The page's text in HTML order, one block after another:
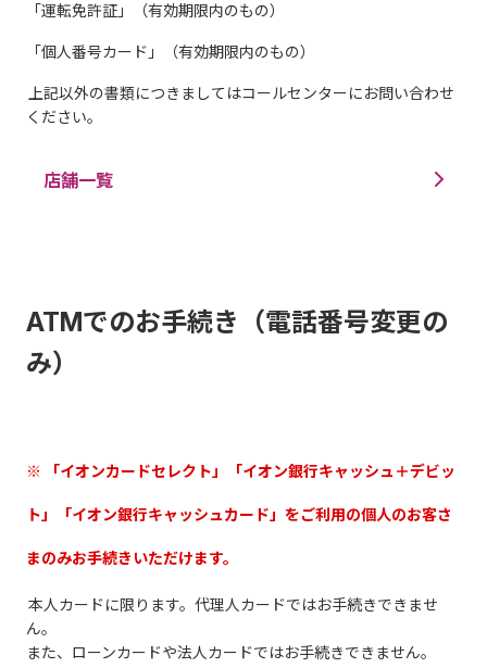
「運転免許証」（有効期限内のもの）
「個人番号カード」（有効期限内のもの）
上記以外の書類につきましてはコールセンターにお問い合わせ
ください。
店舗一覧
ATMでのお手続き（電話番号変更の
み）
※ 「イオンカードセレクト」「イオン銀行キャッシュ＋デビッ
ト」「イオン銀行キャッシュカード」をご利用の個人のお客さ
まのみお手続きいただけます。
本人カードに限ります。代理人カードではお手続きできませ
ん。
また、ローンカードや法人カードではお手続きできません。